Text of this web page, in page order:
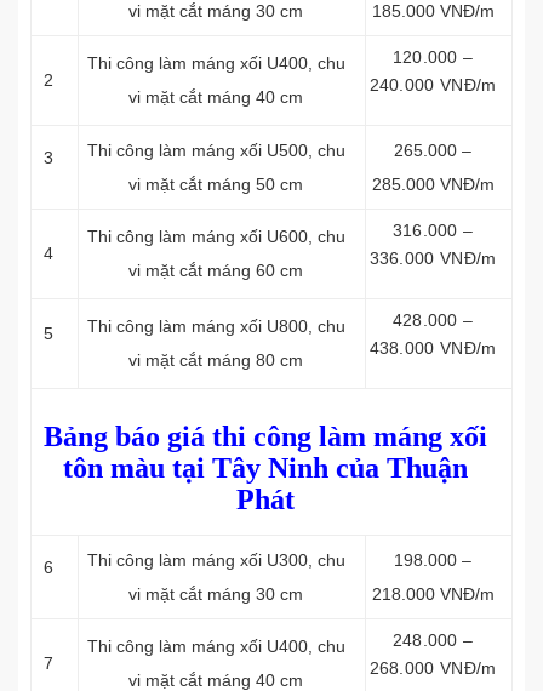
vi mặt cắt máng 30 cm
185.000 VNĐ/m
2
Thi công làm máng xối U400, chu
vi mặt cắt máng 40 cm
120.000 –
240.000 VNĐ/m
3 Thi công làm máng xối U500, chu
vi mặt cắt máng 50 cm
265.000 –
285.000 VNĐ/m
4
Thi công làm máng xối U600, chu
vi mặt cắt máng 60 cm
316.000 –
336.000 VNĐ/m
5 Thi công làm máng xối U800, chu
vi mặt cắt máng 80 cm
428.000 –
438.000 VNĐ/m
Bảng báo giá thi công làm máng xối
tôn màu tại Tây Ninh của Thuận
Phát
6 Thi công làm máng xối U300, chu
vi mặt cắt máng 30 cm
198.000 –
218.000 VNĐ/m
7
Thi công làm máng xối U400, chu
vi mặt cắt máng 40 cm
248.000 –
268.000 VNĐ/m